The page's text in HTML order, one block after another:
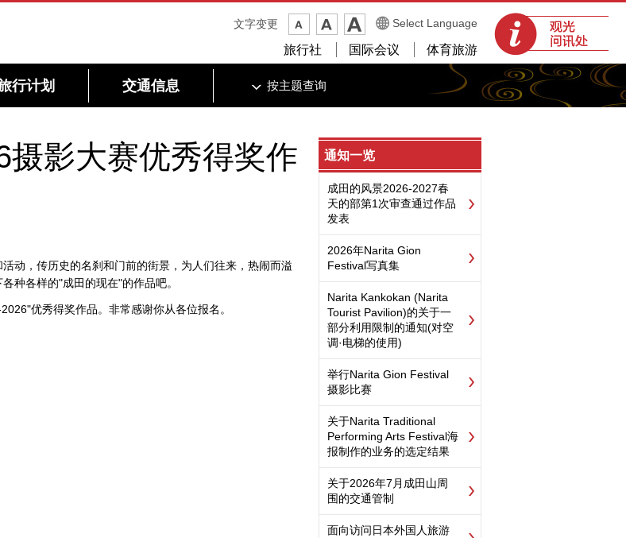
观光问讯处
文字变更 Select Language
旅行社 国际会议 体育旅游
行计划 交通信息 按主题查询
摄影大赛优秀得奖作
动，传历史的名刹和门前的街景，为人们往来，热闹而溢
种各样的"成田的现在"的作品吧。
优秀得奖作品。非常感谢你从各位报名。
通知一览
成田的风景2026-2027春
天的部第1次审查通过作品
发表
2026年Narita Gion
Festival写真集
Narita Kankokan (Narita
Tourist Pavilion)的关于一
部分利用限制的通知(对空
调·电梯的使用)
举行Narita Gion Festival
摄影比赛
关于Narita Traditional
Performing Arts Festival海
报制作的业务的选定结果
关于2026年7月成田山周
围的交通管制
面向访问日本外国人旅游